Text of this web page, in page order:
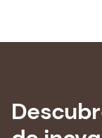
Sheets, 1º de
2.
de vida e